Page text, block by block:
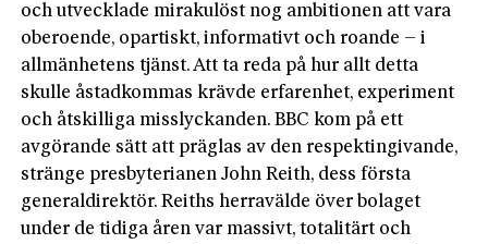
och utvecklade mirakulöst nog ambitionen att vara
oberoende, opartiskt, informativt och roande – i
allmänhetens tjänst. Att ta reda på hur allt detta
skulle åstadkommas krävde erfarenhet, experiment
och åtskilliga misslyckanden. BBC kom på ett
avgörande sätt att präglas av den respektingivande,
stränge presbyterianen John Reith, dess första
generaldirektör. Reiths herravälde över bolaget
under de tidiga åren var massivt, totalitärt och